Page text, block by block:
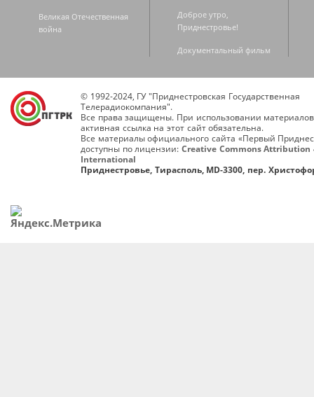
Великая Отечественная
война
Доброе утро,
Приднестровье!
Документальный фильм
© 1992-2024, ГУ "Приднестровская Государственная
Телерадиокомпания".
Все права защищены. При использовании
активная ссылка на этот сайт обязательна.
Все материалы официального сайта «Первый
доступны по лицензии: Creative Commons Attribution
International
Приднестровье, Тирасполь, MD-3300, пер.